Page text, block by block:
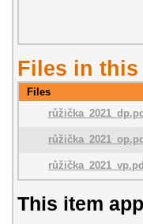
Files in this
Files
This item